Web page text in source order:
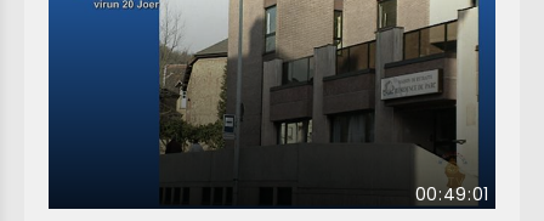
00:49:01